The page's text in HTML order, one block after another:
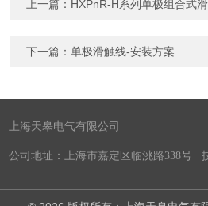
上一篇： HXPnR-H系列单极组合式
下一篇：单极滑触线-安装方案
上海天皋电气有限公司
公司地址：上海市嘉定区临洮路338号